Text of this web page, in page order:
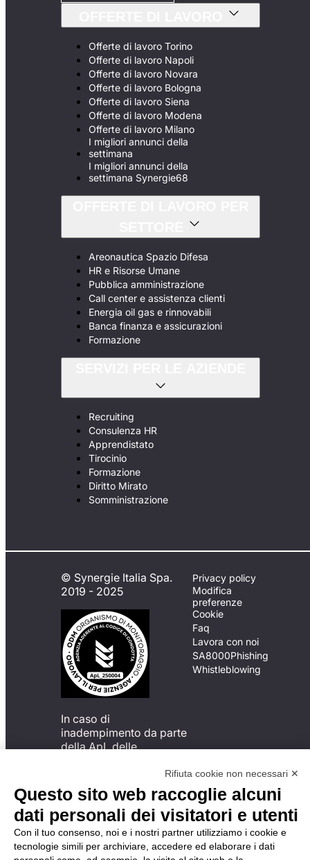
Offerte di lavoro Torino
Offerte di lavoro Napoli
Offerte di lavoro Novara
Offerte di lavoro Bologna
Offerte di lavoro Siena
Offerte di lavoro Modena
Offerte di lavoro Milano
I migliori annunci della
settimana
I migliori annunci della
settimana Synergie68
Areonautica Spazio Difesa
HR e Risorse Umane
Pubblica amministrazione
Call center e assistenza clienti
Energia oil gas e rinnovabili
Banca finanza e assicurazioni
Formazione
Recruiting
Consulenza HR
Apprendistato
Tirocinio
Formazione
Diritto Mirato
Somministrazione
© Synergie Italia Spa.
2019 - 2025
In caso di
inadempimento da parte
della ApL delle
del Codice di Condotta, è
possibile presentare un
reclamo
all’Organismo di
Monitoraggio utilizzando
una delle modalità
descritte al seguente
Privacy policy
Modifica
preferenze
Cookie
Faq
Lavora con noi
SA8000Phishing
Whistleblowing
Rifiuta cookie non necessari ✕
Questo sito web raccoglie alcuni
dati personali dei visitatori e utenti
Con il tuo consenso, noi e i nostri partner utilizziamo i cookie e
tecnologie simili per archiviare, accedere ed elaborare i dati